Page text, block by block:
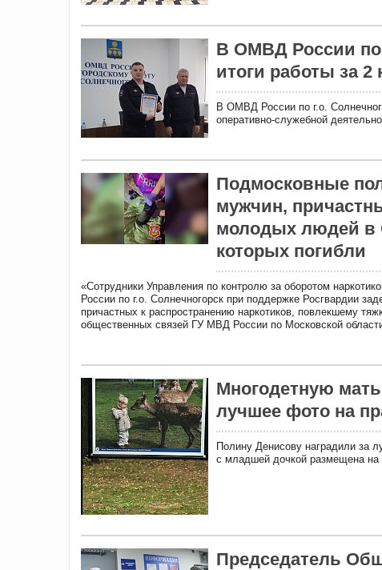
В ОМВД России по
итоги работы за 2
В ОМВД России по г.о.
оперативно-служебной
Подмосковные
мужчин,
молодых людей в
которых погибли
«Сотрудники Управления по контролю за оборотом
России по г.о. Солнечногорск при поддержке Росгвардии
причастных к распространению наркотиков, повлекшему
общественных связей ГУ МВД России по Московской
Многодетную
лучшее фото на
Полину Денисову наградили за
с младшей дочкой размещена на
Председатель